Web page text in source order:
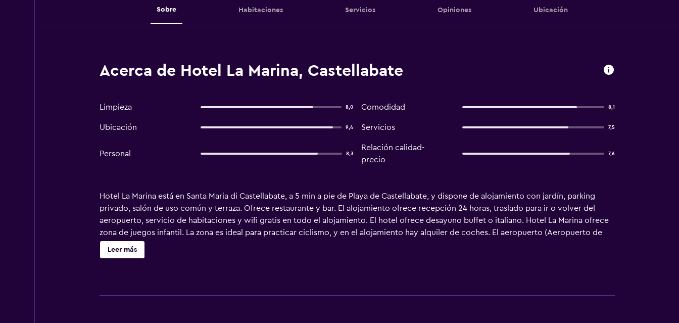
Sobre Habitaciones Servicios Opiniones Ubicación
Acerca de Hotel La Marina, Castellabate
Limpieza 8,0 Comodidad 8,1
Ubicación 9,4 Servicios 7,5
Personal 8,3
Relación calidad-
precio
7,6
Hotel La Marina está en Santa Maria di Castellabate, a 5 min a pie de Playa de Castellabate, y dispone de alojamiento con jardín, parking
privado, salón de uso común y terraza. Ofrece restaurante y bar. El alojamiento ofrece recepción 24 horas, traslado para ir o volver del
aeropuerto, servicio de habitaciones y wifi gratis en todo el alojamiento. El hotel ofrece desayuno buffet o italiano. Hotel La Marina ofrece
zona de juegos infantil. La zona es ideal para practicar ciclismo, y en el alojamiento hay alquiler de coches. El aeropuerto (Aeropuerto de
Salerno - Costa d'Amalfi) está a 49 km.
Leer más